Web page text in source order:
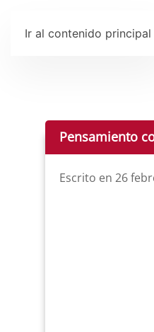
Ir al contenido principal
Pensamiento
Escrito en 26